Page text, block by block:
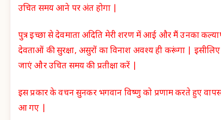
उचित समय आने पर अंत होगा |
पुत्र इच्छा से देवमाता अदिति मेरी शरण में आई और मैं उनका
देवताओं की सुरक्षा, असुरों का विनाश अवश्य ही करूंगा |
जाएं और उचित समय की प्रतीक्षा करें |
इस प्रकार के वचन सुनकर भगवान विष्णु को प्रणाम करते हुए
आ गए |